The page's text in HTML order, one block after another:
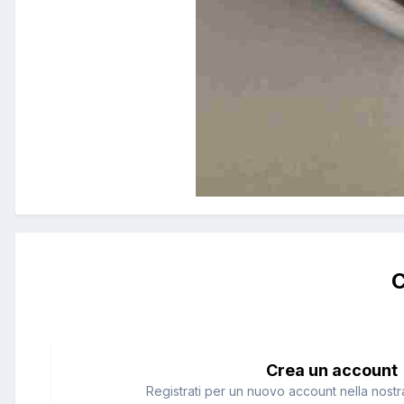
Crea un account
Registrati per un nuovo account nella